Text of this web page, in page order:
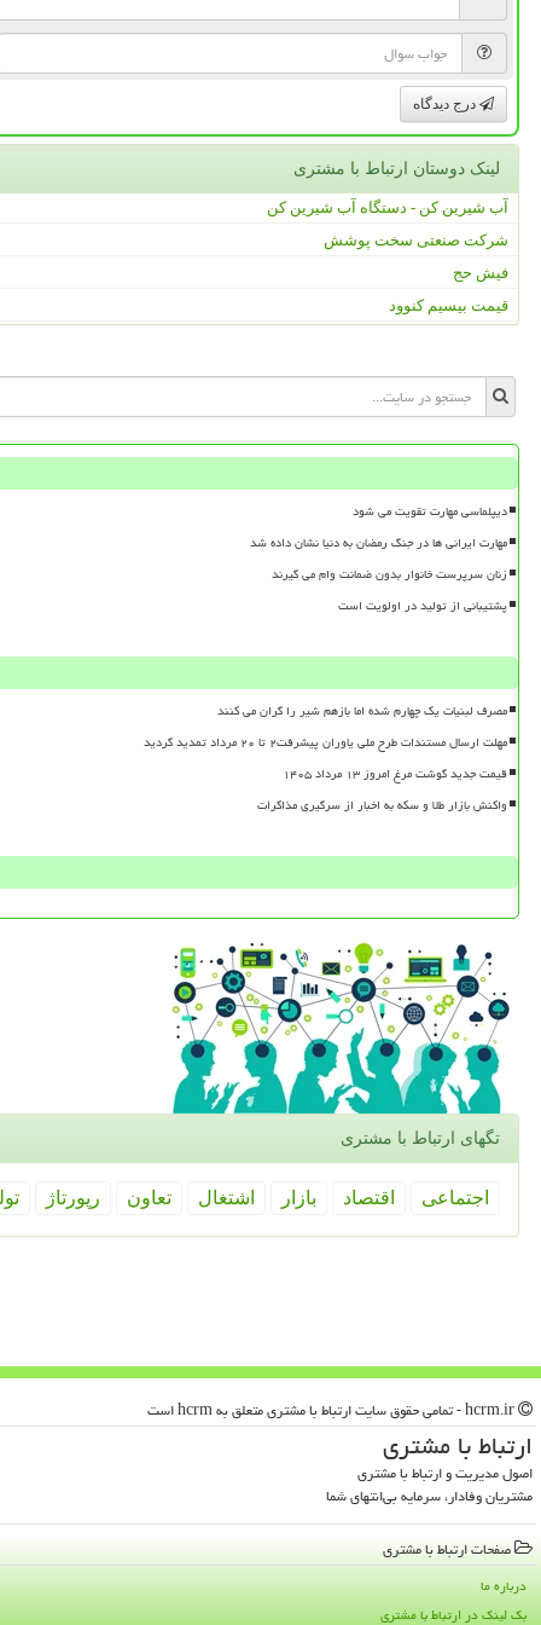
درج دیدگاه
لینک دوستان ارتباط با مشتری
آب شیرین کن - دستگاه آب شیرین کن
شرکت صنعتی سخت پوشش
فیش حج
قیمت بیسیم کنوود
دیپلماسی مهارت تقویت می شود
مهارت ایرانی ها در جنگ رمضان به دنیا نشان داده شد
زنان سرپرست خانوار بدون ضمانت وام می گیرند
پشتیبانی از تولید در اولویت است
مصرف لبنیات یک چهارم شده اما بازهم شیر را گران می کنند
مهلت ارسال مستندات طرح ملی یاوران پیشرفت۲ تا ۲۰ مرداد تمدید گردید
قیمت جدید گوشت مرغ امروز ۱۳ مرداد ۱۴۰۵
واکنش بازار طلا و سکه به اخبار از سرگیری مذاکرات
تگهای ارتباط با مشتری
اجتماعی اقتصاد بازار اشتغال تعاون رپورتاژ
ارتباط با مشتری
اصول مدیریت و ارتباط با مشتری
مشتریان وفادار، سرمایه بی‌انتهای شما
صفحات ارتباط با مشتری
درباره ما
بک لینک در ارتباط با مشتری